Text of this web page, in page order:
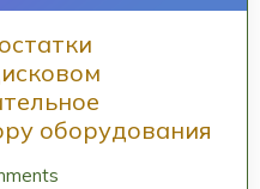
оборудования